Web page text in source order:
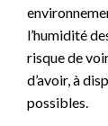
l’humidité
risque de
d’avoir, à
possibles.